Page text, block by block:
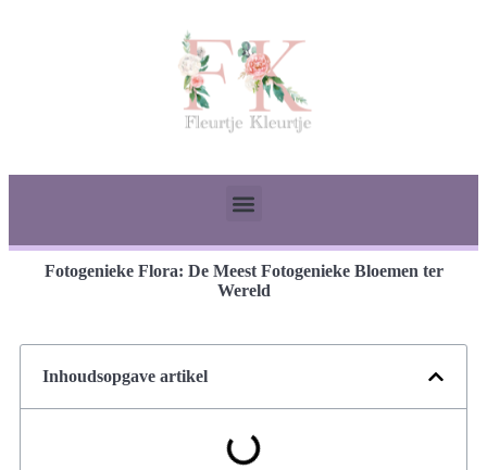
Fotogenieke Flora: De Meest Fotogenieke Bloemen ter
Wereld
Inhoudsopgave artikel